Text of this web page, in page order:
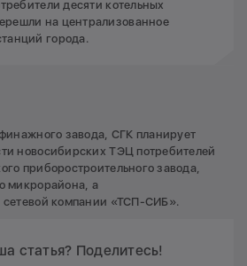
десяти котельных
на централизованное
города.
завода, СГК планирует
новосибирских ТЭЦ потребителей
приборостроительного завода,
микрорайона, а
сетевой компании «ТСП-СИБ».
статья? Поделитесь!